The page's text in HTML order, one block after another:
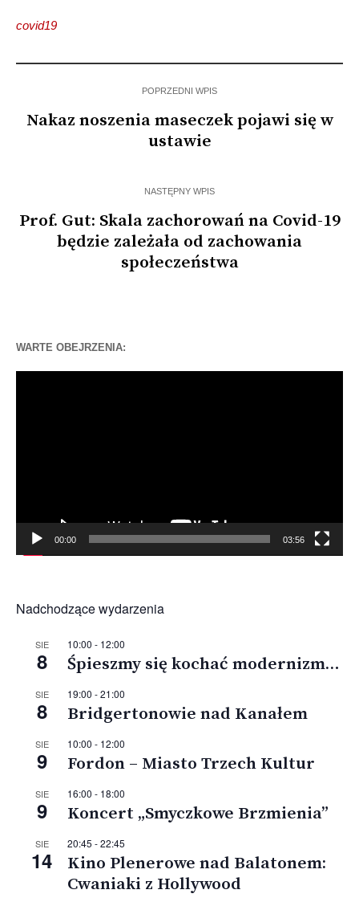
covid19
POPRZEDNI WPIS
Nakaz noszenia maseczek pojawi się w
ustawie
NASTĘPNY WPIS
Prof. Gut: Skala zachorowań na Covid-19
będzie zależała od zachowania
społeczeństwa
WARTE OBEJRZENIA:
00:00 03:56
Nadchodzące wydarzenia
SIE
8
10:00 - 12:00
Śpieszmy się kochać modernizm…
SIE
8
19:00 -21:00
Bridgertonowie nad Kanałem
SIE
9
10:00 - 12:00
Fordon – Miasto Trzech Kultur
SIE
9
16:00 - 18:00
Koncert „Smyczkowe Brzmienia”
SIE
14
20:45 -22:45
Kino Plenerowe nad Balatonem:
Cwaniaki z Hollywood